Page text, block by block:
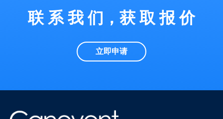
联 系 我 们，获 取 报 价
立即申请